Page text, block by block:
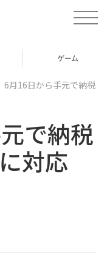
t
o
v
i
o
ゲーム
6月16日から手元で納税
で納税
対応